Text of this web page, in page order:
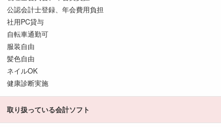
公認会計士登録、年会費用負担
社用PC貸与
自転車通勤可
服装自由
髪色自由
ネイルOK
健康診断実施
取り扱っている会計ソフト